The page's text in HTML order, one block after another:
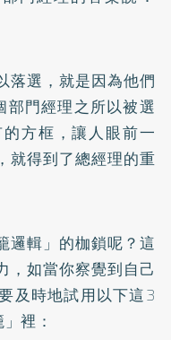
落選，就是因為他們
部門經理之所以被選
方框，讓人眼前一
就得到了總經理的重
邏輯」的枷鎖呢？這
，如當你察覺到自己
及時地試用以下這3
裡：